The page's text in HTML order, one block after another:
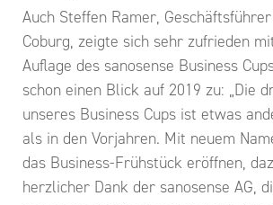
Auch Steffen Ramer,
Coburg, zeigte sich sehr zufrieden
Auflage des sanosense Business
schon einen Blick auf 2019 zu: „Die
unseres Business Cups ist etwas
als in den Vorjahren. Mit neuem
das Business-Frühstück eröffnen,
herzlicher Dank der sanosense AG,